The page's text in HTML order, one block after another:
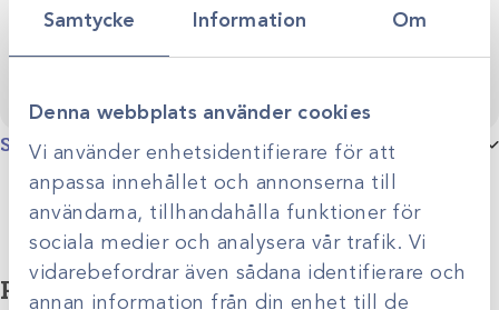
Samtycke Information Om
Denna webbplats använder cookies
Vi använder enhetsidentifierare för att
anpassa innehållet och annonserna till
användarna, tillhandahålla funktioner för
sociala medier och analysera vår trafik. Vi
vidarebefordrar även sådana identifierare och
annan information från din enhet till de
Specifikationer
Relaterade produkter